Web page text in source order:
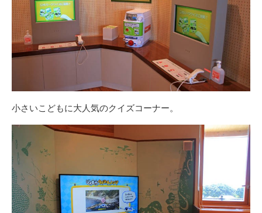
小さいこどもに大人気のクイズコーナー。